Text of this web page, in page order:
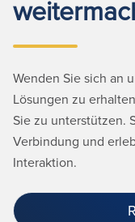
Wenden Sie sich an
Lösungen zu
Sie zu unterstützen.
Verbindung und
Interaktion.